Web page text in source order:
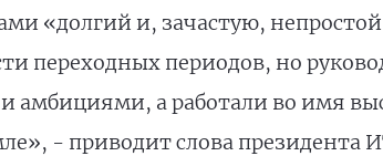
«долгий и, зачастую, непростой
переходных периодов, но
а работали во имя
- приводит слова президента